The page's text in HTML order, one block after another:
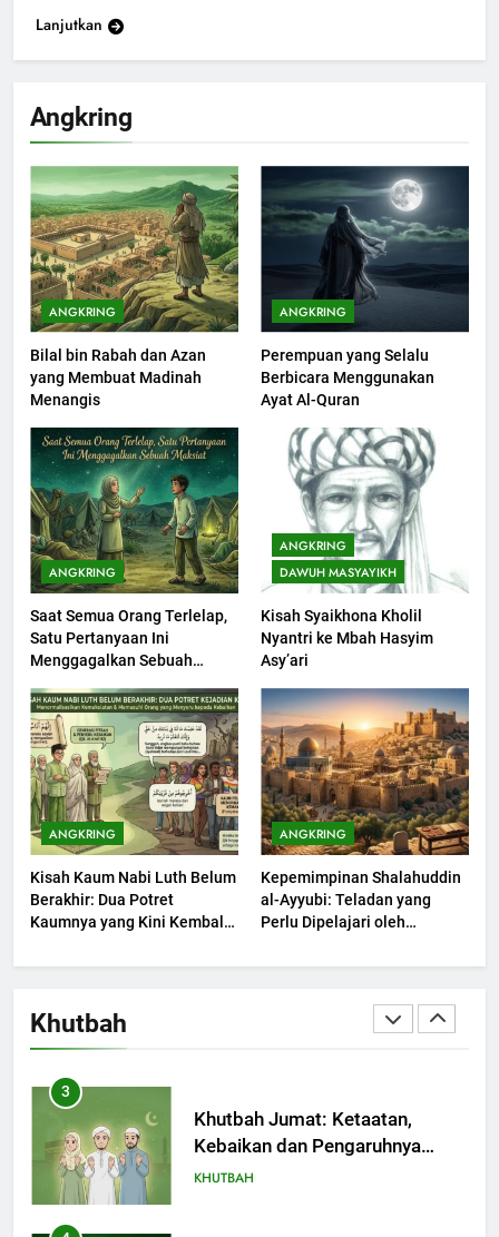
Angkring
ANGKRING
Bilal bin Rabah dan Azan
yang Membuat Madinah
Menangis
ANGKRING
Perempuan yang Selalu
Berbicara Menggunakan
Ayat Al-Quran
ANGKRING
Saat Semua Orang Terlelap,
Satu Pertanyaan Ini
Menggagalkan Sebuah
ANGKRING
DAWUH MASYAYIKH
Kisah Syaikhona Kholil
Nyantri ke Mbah Hasyim
Asy’ari
ANGKRING
Kisah Kaum Nabi Luth Belum
Berakhir: Dua Potret
Kaumnya yang Kini Kembali
ANGKRING
Kepemimpinan Shalahuddin
al-Ayyubi: Teladan yang
Perlu Dipelajari oleh
(2)
Khutbah
200
Khutbah Idul Fitri di Rumah
KHUTBAH
201
Khutbah jumat: Sejarah
Seebagai Pembangkit Jiwa
KHUTBAH
202
Khutbah Jumat : Supaya Amal
Bisa Diterima
KHUTBAH
Muharram Bulan Bersejarah
KHUTBAH
1
Khutbah Jumat: Mengapa Orang
Dengki Tak Akan Pernah
Berjaya?
KHUTBAH
Khutbah Jumat: Melihat
Limpahan Nikmat Allah
3
Khutbah Jumat: Ketaatan,
Kebaikan dan Pengaruhnya
dalam Jiwa Manusia
KHUTBAH
Lanjutkan